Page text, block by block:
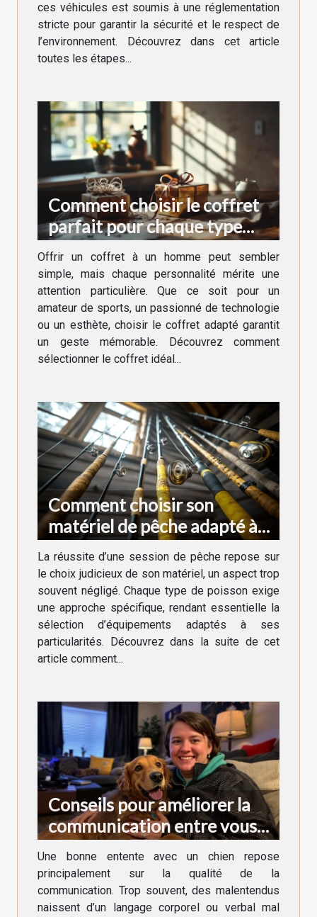
ces véhicules est soumis à une réglementation
stricte pour garantir la sécurité et le respect de
l’environnement. Découvrez dans cet article
toutes les étapes...
Comment choisir le coffret
parfait pour chaque type
d'homme ?
Offrir un coffret à un homme peut sembler
simple, mais chaque personnalité mérite une
attention particulière. Que ce soit pour un
amateur de sports, un passionné de technologie
ou un esthète, choisir le coffret adapté garantit
un geste mémorable. Découvrez comment
sélectionner le coffret idéal...
Comment choisir son
matériel de pêche adapté à
chaque type de poisson
La réussite d’une session de pêche repose sur
le choix judicieux de son matériel, un aspect trop
souvent négligé. Chaque type de poisson exige
une approche spécifique, rendant essentielle la
sélection d’équipements adaptés à ses
particularités. Découvrez dans la suite de cet
article comment...
Conseils pour améliorer la
communication entre vous
et votre chien
Une bonne entente avec un chien repose
principalement sur la qualité de la
communication. Trop souvent, des malentendus
naissent d’un langage corporel ou verbal mal